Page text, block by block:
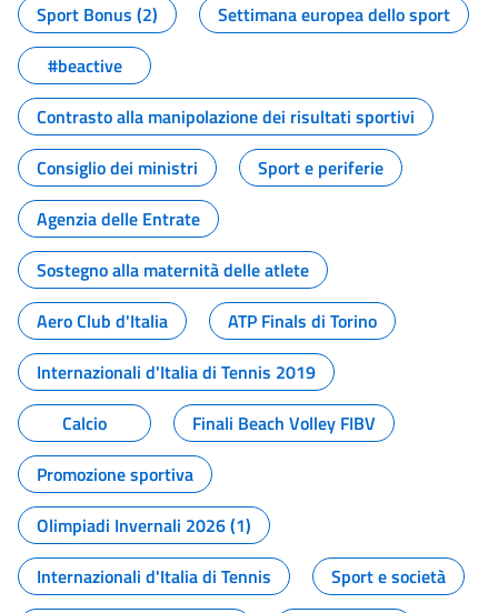
Sport Bonus (2)
Settimana europea dello sport
#beactive
Contrasto alla manipolazione dei risultati sportivi
Consiglio dei ministri
Sport e periferie
Agenzia delle Entrate
Sostegno alla maternità delle atlete
Aero Club d'Italia
ATP Finals di Torino
Internazionali d'Italia di Tennis 2019
Calcio
Finali Beach Volley FIBV
Promozione sportiva
Olimpiadi Invernali 2026 (1)
Internazionali d'Italia di Tennis
Sport e società